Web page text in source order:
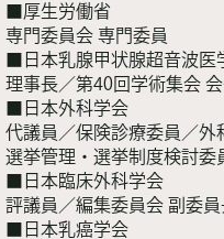
■厚生労働省
専門委員会 専門委員
■日本乳腺甲状腺超音波医
理事長／第40回学術集会
■日本外科学会
代議員／保険診療委員／外
選挙管理・選挙制度検討委
■日本臨床外科学会
評議員／編集委員会 副委
■日本乳癌学会